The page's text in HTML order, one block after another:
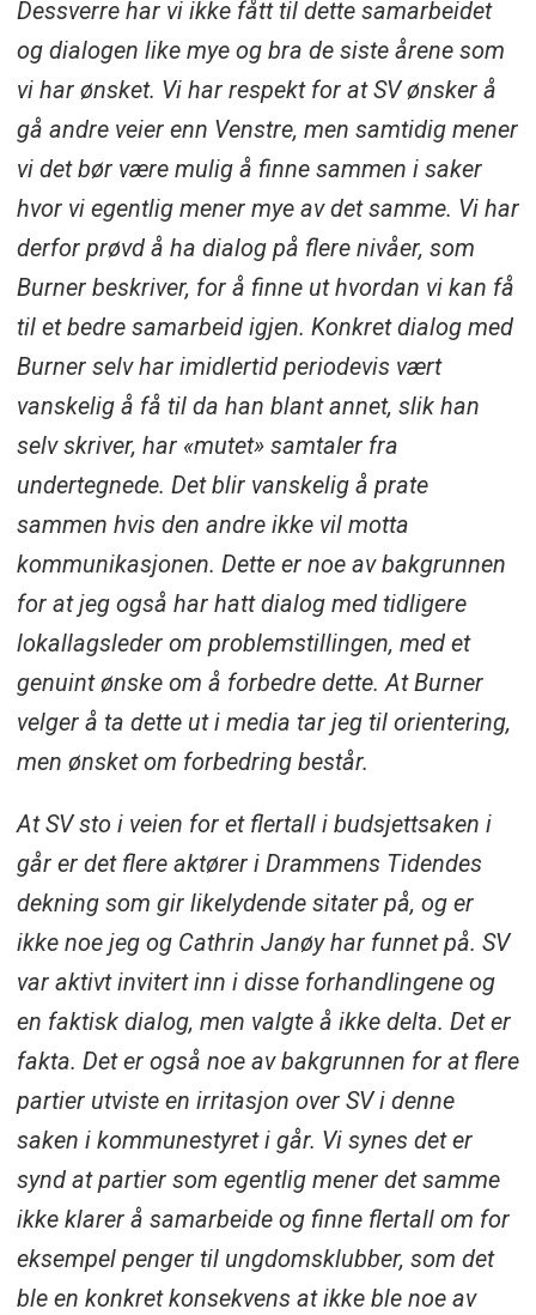
Dessverre har vi ikke fått til dette samarbeidet
og dialogen like mye og bra de siste årene som
vi har ønsket. Vi har respekt for at SV ønsker å
gå andre veier enn Venstre, men samtidig mener
vi det bør være mulig å finne sammen i saker
hvor vi egentlig mener mye av det samme. Vi har
derfor prøvd å ha dialog på flere nivåer, som
Burner beskriver, for å finne ut hvordan vi kan få
til et bedre samarbeid igjen. Konkret dialog med
Burner selv har imidlertid periodevis vært
vanskelig å få til da han blant annet, slik han
selv skriver, har «mutet» samtaler fra
undertegnede. Det blir vanskelig å prate
sammen hvis den andre ikke vil motta
kommunikasjonen. Dette er noe av bakgrunnen
for at jeg også har hatt dialog med tidligere
lokallagsleder om problemstillingen, med et
genuint ønske om å forbedre dette. At Burner
velger å ta dette ut i media tar jeg til orientering,
men ønsket om forbedring består.
At SV sto i veien for et flertall i budsjettsaken i
går er det flere aktører i Drammens Tidendes
dekning som gir likelydende sitater på, og er
ikke noe jeg og Cathrin Janøy har funnet på. SV
var aktivt invitert inn i disse forhandlingene og
en faktisk dialog, men valgte å ikke delta. Det er
fakta. Det er også noe av bakgrunnen for at flere
partier utviste en irritasjon over SV i denne
saken i kommunestyret i går. Vi synes det er
synd at partier som egentlig mener det samme
ikke klarer å samarbeide og finne flertall om for
eksempel penger til ungdomsklubber, som det
ble en konkret konsekvens at ikke ble noe av